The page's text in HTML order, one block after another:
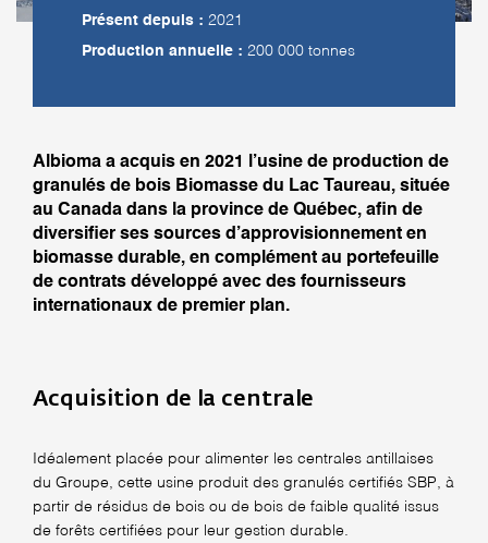
Présent depuis : 2021
Production annuelle : 200 000 tonnes
Albioma a acquis en 2021 l’usine de production de
granulés de bois Biomasse du Lac Taureau, située
au Canada dans la province de Québec, afin de
diversifier ses sources d’approvisionnement en
biomasse durable, en complément au portefeuille
de contrats développé avec des fournisseurs
internationaux de premier plan.
Acquisition de la centrale
Idéalement placée pour alimenter les centrales antillaises
du Groupe, cette usine produit des granulés certifiés SBP, à
partir de résidus de bois ou de bois de faible qualité issus
de forêts certifiées pour leur gestion durable.